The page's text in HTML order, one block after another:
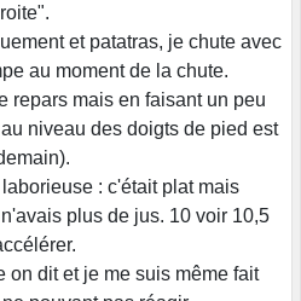
et patatras, je chute avec
au moment de la chute.
repars mais en faisant un peu
niveau des doigts de pied est
: c'était plat mais
plus de jus. 10 voir 10,5
on dit et je me suis même fait